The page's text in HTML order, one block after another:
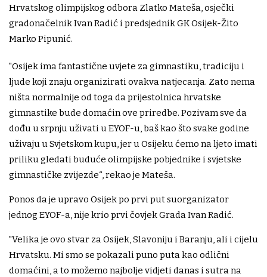
Hrvatskog olimpijskog odbora Zlatko Mateša, osječki
gradonačelnik Ivan Radić i predsjednik GK Osijek-Žito
Marko Pipunić.
"Osijek ima fantastične uvjete za gimnastiku, tradiciju i
ljude koji znaju organizirati ovakva natjecanja. Zato nema
ništa normalnije od toga da prijestolnica hrvatske
gimnastike bude domaćin ove priredbe. Pozivam sve da
dođu u srpnju uživati u EYOF-u, baš kao što svake godine
uživaju u Svjetskom kupu, jer u Osijeku ćemo na ljeto imati
priliku gledati buduće olimpijske pobjednike i svjetske
gimnastičke zvijezde“, rekao je Mateša.
Ponos da je upravo Osijek po prvi put suorganizator
jednog EYOF-a, nije krio prvi čovjek Grada Ivan Radić.
"Velika je ovo stvar za Osijek, Slavoniju i Baranju, ali i cijelu
Hrvatsku. Mi smo se pokazali puno puta kao odlični
domaćini, a to možemo najbolje vidjeti danas i sutra na